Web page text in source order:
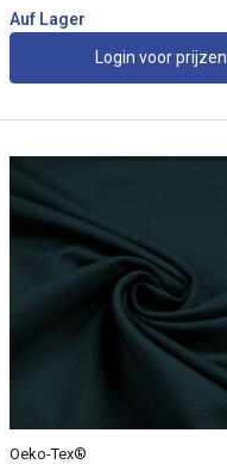
Auf Lager
Login voor prijzen
Oeko-Tex®